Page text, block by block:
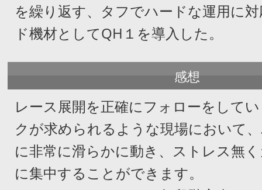
を繰り返す、タフでハードな運用に
ド機材としてQH１を導入した。
感想
レース展開を正確にフォローをして
クが求められるような現場において
に非常に滑らかに動き、ストレス無
に集中することができます。